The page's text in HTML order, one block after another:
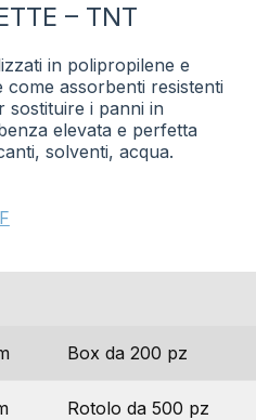
– TNT
in polipropilene e
assorbenti resistenti
sostituire i panni in
elevata e perfetta
solventi, acqua.
Box da 200 pz
Rotolo da 500 pz